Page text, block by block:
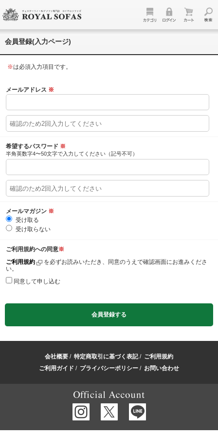
会員登録(入力ページ)
※は必須入力項目です。
メールアドレス ※
希望するパスワード ※
半角英数字4〜50文字で入力してください（記号不可）
メールマガジン ※
受け取る
受け取らない
ご利用規約への同意※
ご利用規約
を必ずお読みいただき、同意のうえで確認画面にお進みくださ
い。
同意して申し込む
会社概要 / 特定商取引に基づく表記/ ご利用規約
ご利用ガイド / プライバシーポリシー / お問い合わせ